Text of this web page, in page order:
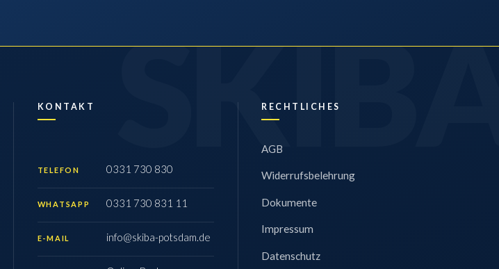
KONTAKT
TELEFON 0331 730 830
WHATSAPP 0331 730 831 11
E-MAIL info@skiba-potsdam.de
RECHTLICHES
AGB
Widerrufsbelehrung
Dokumente
Impressum
Datenschutz